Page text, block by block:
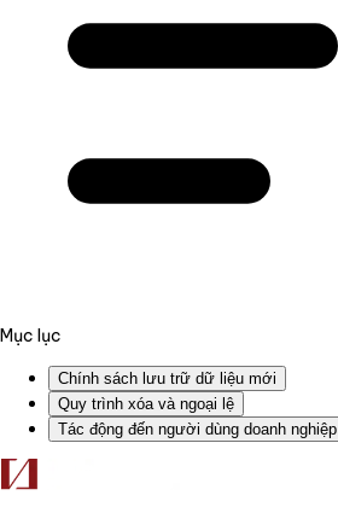
Mục lục
Chính sách lưu trữ dữ liệu mới
Quy trình xóa và ngoại lệ
Tác động đến người dùng doanh nghiệp